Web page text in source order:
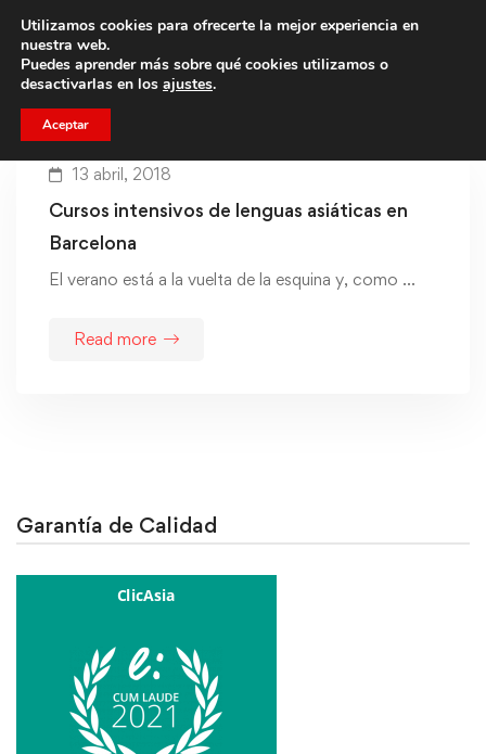
Trae a un amigo y llevaos un total de 75€ de descuento.
13 abril, 2018
Cursos intensivos de lenguas asiáticas en
Barcelona
El verano está a la vuelta de la esquina y, como …
Read more
Garantía de Calidad
Utilizamos cookies para ofrecerte la mejor experiencia en
nuestra web.
Puedes aprender más sobre qué cookies utilizamos o
desactivarlas en los ajustes.
Aceptar